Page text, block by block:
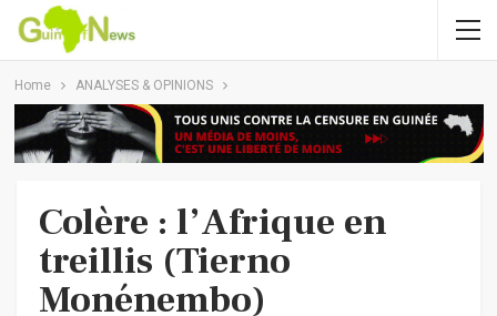
Home ANALYSES & OPINIONS
Colère : l’Afrique en
treillis (Tierno
Monénembo)